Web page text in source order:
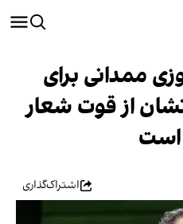
ممدانی برای
از قوت شعار
است
اشتراک‌گذاری